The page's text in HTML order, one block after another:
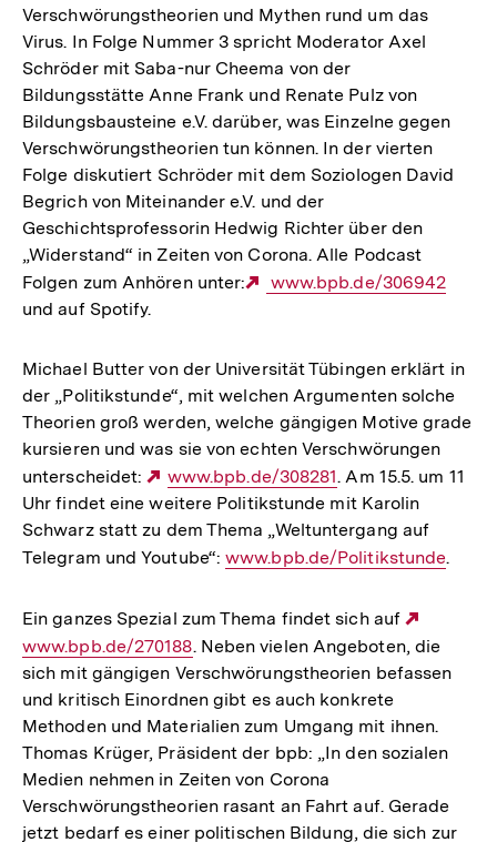
Verschwörungstheorien und Mythen rund um das
Virus. In Folge Nummer 3 spricht Moderator Axel
Schröder mit Saba-nur Cheema von der
Bildungsstätte Anne Frank und Renate Pulz von
Bildungsbausteine e.V. darüber, was Einzelne gegen
Verschwörungstheorien tun können. In der vierten
Folge diskutiert Schröder mit dem Soziologen David
Begrich von Miteinander e.V. und der
Geschichtsprofessorin Hedwig Richter über den
„Widerstand“ in Zeiten von Corona. Alle Podcast
Folgen zum Anhören unter:
Externer
www.bpb.de/306942
und auf Spotify.
Michael Butter von der Universität Tübingen erklärt in
der „Politikstunde“, mit welchen Argumenten solche
Theorien groß werden, welche gängigen Motive grade
kursieren und was sie von echten Verschwörungen
unterscheidet:
Externer
Link:
www.bpb.de/308281. Am 15.5. um 11
Uhr findet eine weitere Politikstunde mit Karolin
Schwarz statt zu dem Thema „Weltuntergang auf
Telegram und Youtube“:Interner
www.bpb.de/Politikstunde.
Ein ganzes Spezial zum Thema findet sich auf
Link:
www.bpb.de/270188. Neben vielen Angeboten, die
sich mit gängigen Verschwörungstheorien befassen
und kritisch Einordnen gibt es auch konkrete
Methoden und Materialien zum Umgang mit ihnen.
Thomas Krüger, Präsident der bpb: „In den sozialen
Medien nehmen in Zeiten von Corona
Verschwörungstheorien rasant an Fahrt auf. Gerade
jetzt bedarf es einer politischen Bildung, die sich zur